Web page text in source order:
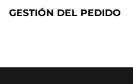
GESTIÓN DEL PEDIDO